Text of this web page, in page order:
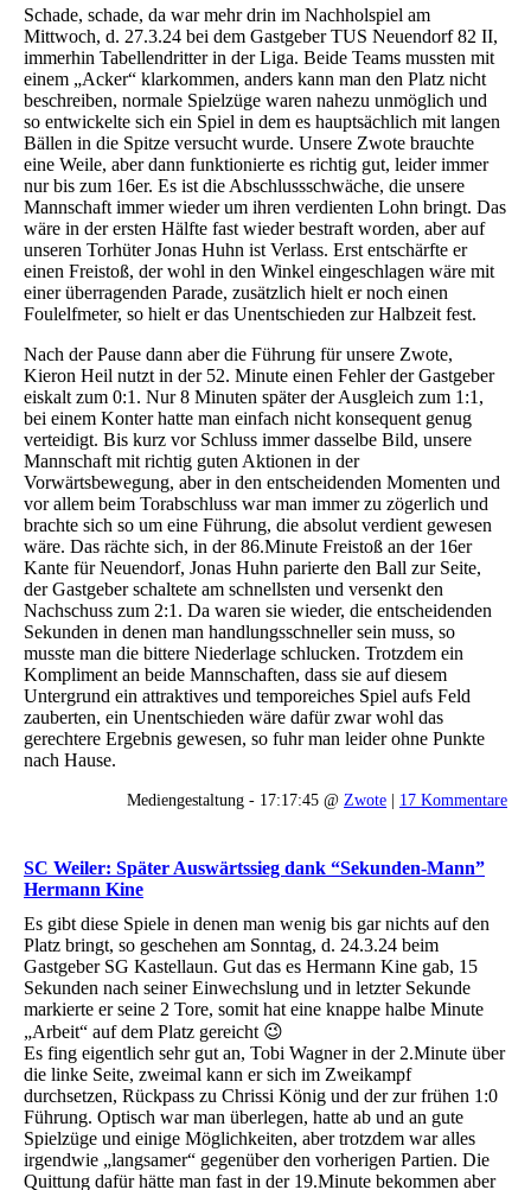
Schade, schade, da war mehr drin im Nachholspiel am
Mittwoch, d. 27.3.24 bei dem Gastgeber TUS Neuendorf 82 II,
immerhin Tabellendritter in der Liga. Beide Teams mussten mit
einem „Acker“ klarkommen, anders kann man den Platz nicht
beschreiben, normale Spielzüge waren nahezu unmöglich und
so entwickelte sich ein Spiel in dem es hauptsächlich mit langen
Bällen in die Spitze versucht wurde. Unsere Zwote brauchte
eine Weile, aber dann funktionierte es richtig gut, leider immer
nur bis zum 16er. Es ist die Abschlussschwäche, die unsere
Mannschaft immer wieder um ihren verdienten Lohn bringt. Das
wäre in der ersten Hälfte fast wieder bestraft worden, aber auf
unseren Torhüter Jonas Huhn ist Verlass. Erst entschärfte er
einen Freistoß, der wohl in den Winkel eingeschlagen wäre mit
einer überragenden Parade, zusätzlich hielt er noch einen
Foulelfmeter, so hielt er das Unentschieden zur Halbzeit fest.
Nach der Pause dann aber die Führung für unsere Zwote,
Kieron Heil nutzt in der 52. Minute einen Fehler der Gastgeber
eiskalt zum 0:1. Nur 8 Minuten später der Ausgleich zum 1:1,
bei einem Konter hatte man einfach nicht konsequent genug
verteidigt. Bis kurz vor Schluss immer dasselbe Bild, unsere
Mannschaft mit richtig guten Aktionen in der
Vorwärtsbewegung, aber in den entscheidenden Momenten und
vor allem beim Torabschluss war man immer zu zögerlich und
brachte sich so um eine Führung, die absolut verdient gewesen
wäre. Das rächte sich, in der 86.Minute Freistoß an der 16er
Kante für Neuendorf, Jonas Huhn parierte den Ball zur Seite,
der Gastgeber schaltete am schnellsten und versenkt den
Nachschuss zum 2:1. Da waren sie wieder, die entscheidenden
Sekunden in denen man handlungsschneller sein muss, so
musste man die bittere Niederlage schlucken. Trotzdem ein
Kompliment an beide Mannschaften, dass sie auf diesem
Untergrund ein attraktives und temporeiches Spiel aufs Feld
zauberten, ein Unentschieden wäre dafür zwar wohl das
gerechtere Ergebnis gewesen, so fuhr man leider ohne Punkte
nach Hause.
Mediengestaltung - 17:17:45 @ Zwote | 17 Kommentare
SC Weiler: Später Auswärtssieg dank “Sekunden-Mann”
Hermann Kine
Es gibt diese Spiele in denen man wenig bis gar nichts auf den
Platz bringt, so geschehen am Sonntag, d. 24.3.24 beim
Gastgeber SG Kastellaun. Gut das es Hermann Kine gab, 15
Sekunden nach seiner Einwechslung und in letzter Sekunde
markierte er seine 2 Tore, somit hat eine knappe halbe Minute
„Arbeit“ auf dem Platz gereicht 😉
Es fing eigentlich sehr gut an, Tobi Wagner in der 2.Minute über
die linke Seite, zweimal kann er sich im Zweikampf
durchsetzen, Rückpass zu Chrissi König und der zur frühen 1:0
Führung. Optisch war man überlegen, hatte ab und an gute
Spielzüge und einige Möglichkeiten, aber trotzdem war alles
irgendwie „langsamer“ gegenüber den vorherigen Partien. Die
Quittung dafür hätte man fast in der 19.Minute bekommen aber